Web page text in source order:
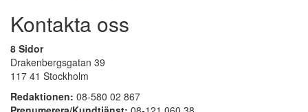
Kontakta oss
8 Sidor
Drakenbergsgatan 39
117 41 Stockholm
Redaktionen: 08-580 02 867